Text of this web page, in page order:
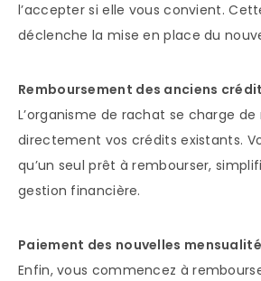
l’accepter si elle vous convient.
déclenche la mise en place du
Remboursement des anciens
L’organisme de rachat se charge
directement vos crédits existants.
qu’un seul prêt à rembourser,
gestion financière.
Paiement des nouvelles
Enfin, vous commencez à